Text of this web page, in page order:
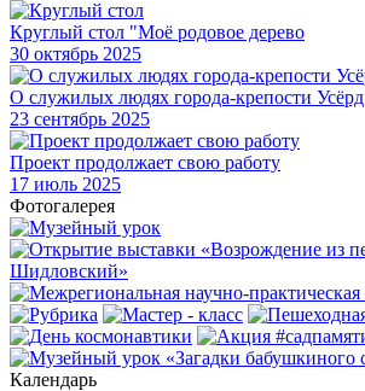
Круглый стол "Моё родовое дерево
30 октябрь 2025
О служилых людях города-крепости Усёрд
23 сентябрь 2025
Проект продолжает свою работу
17 июль 2025
Фотогалерея
Календарь